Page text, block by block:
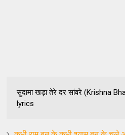
सुदामा खड़ा तेरे दर सांवरे (Krishna
lyrics